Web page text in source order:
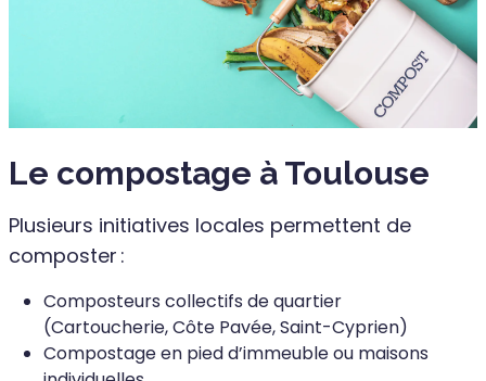
Le compostage à Toulouse
Plusieurs initiatives locales permettent de
composter :
Composteurs collectifs de quartier
(Cartoucherie, Côte Pavée, Saint-Cyprien)
Compostage en pied d’immeuble ou maisons